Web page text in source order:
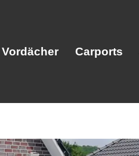
Vordächer Carports